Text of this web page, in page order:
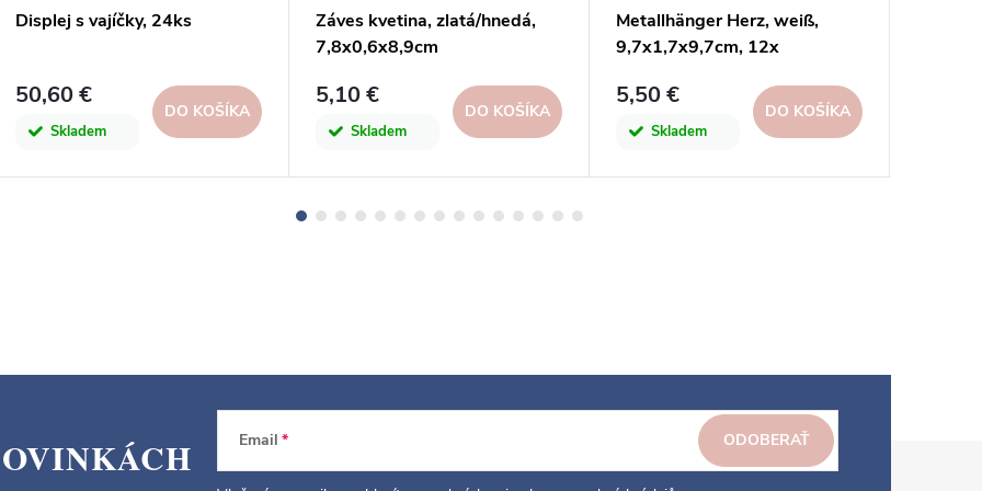
Displej s vajíčky, 24ks
50,60 €
Skladem
DO KOŠÍKA
Záves kvetina, zlatá/hnedá,
7,8x0,6x8,9cm
5,10 €
Skladem
DO KOŠÍKA
Metallhänger Herz, weiß,
9,7x1,7x9,7cm, 12x
5,50 €
Skladem
DO KOŠÍKA
Email ODOBERAŤ